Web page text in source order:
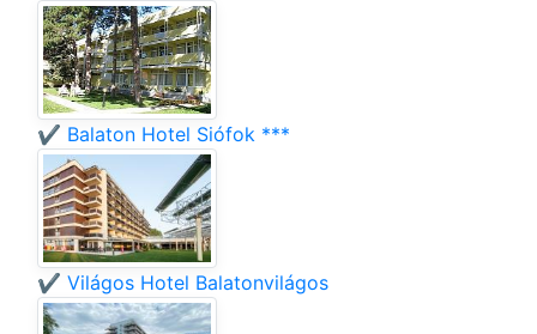
✔️ Balaton Hotel Siófok ***
✔️ Világos Hotel Balatonvilágos